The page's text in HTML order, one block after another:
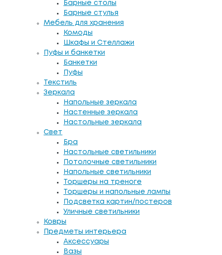
Барные столы
Барные стулья
Мебель для хранения
Комоды
Шкафы и Стеллажи
Пуфы и банкетки
Банкетки
Пуфы
Текстиль
Зеркала
Напольные зеркала
Настенные зеркала
Настольные зеркала
Свет
Бра
Настольные светильники
Потолочные светильники
Напольные светильники
Торшеры на треноге
Торшеры и напольные лампы
Подсветка картин/постеров
Уличные светильники
Ковры
Предметы интерьера
Аксессуары
Вазы